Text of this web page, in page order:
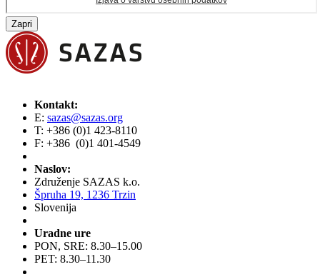
Zapri
Kontakt:
E: sazas@sazas.org
T: +386 (0)1 423-8110
F: +386 (0)1 401-4549
Naslov:
Združenje SAZAS k.o.
Špruha 19, 1236 Trzin
Slovenija
Uradne ure
PON, SRE: 8.30–15.00
PET: 8.30–11.30